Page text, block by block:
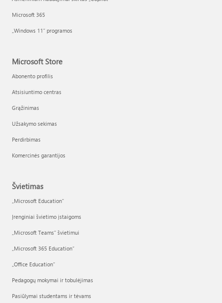
Microsoft 365
„Windows 11“ programos
Microsoft Store
Abonento profilis
Atsisiuntimo centras
Grąžinimas
Užsakymo sekimas
Perdirbimas
Komercinės garantijos
Švietimas
„Microsoft Education“
Įrenginiai švietimo įstaigoms
„Microsoft Teams“ švietimui
„Microsoft 365 Education“
„Office Education“
Pedagogų mokymai ir tobulėjimas
Pasiūlymai studentams ir tėvams